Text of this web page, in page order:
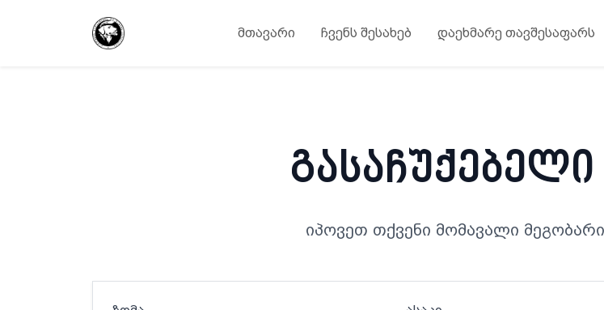
მთავარი ჩვენს შესახებ დაეხმარე თავშესაფარს
იპოვეთ თქვენი მომავალი